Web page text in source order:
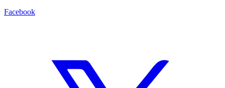
Facebook